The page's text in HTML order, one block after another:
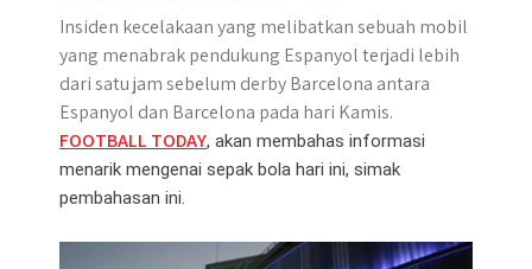
a
t
s
A
p
p
c
e
b
o
o
k
s
s
e
n
g
e
r
l
e
g
r
a
m
y
p
e
n
e
a
r
e
Insiden kecelakaan yang melibatkan sebuah mobil
yang menabrak pendukung Espanyol terjadi lebih
dari satu jam sebelum derby Barcelona antara
Espanyol dan Barcelona pada hari Kamis.
FOOTBALL TODAY, akan membahas informasi
menarik mengenai sepak bola hari ini, simak
pembahasan ini.